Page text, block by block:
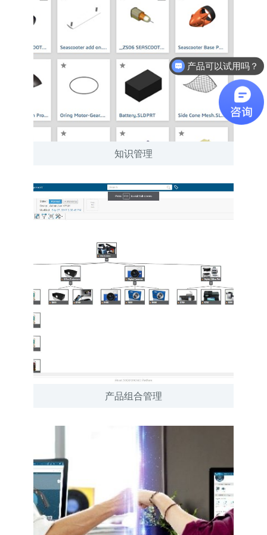
知识管理
产品组合管理
产品可以试用吗？
软件有折扣吗？